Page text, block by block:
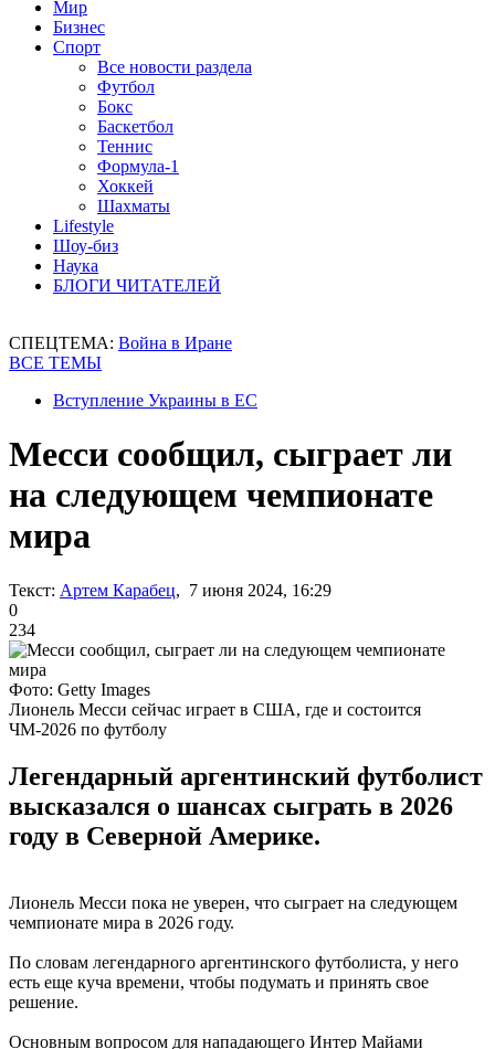
Мир
Бизнес
Спорт
Все новости раздела
Футбол
Бокс
Баскетбол
Теннис
Формула-1
Хоккей
Шахматы
Lifestyle
Шоу-биз
Наука
БЛОГИ ЧИТАТЕЛЕЙ
СПЕЦТЕМА: Война в Иране
ВСЕ ТЕМЫ
Вступление Украины в ЕС
Месси сообщил, сыграет ли
на следующем чемпионате
мира
Текст: Артем Карабец, 7 июня 2024, 16:29
0
234
Фото: Getty Images
Лионель Месси сейчас играет в США, где и состоится
ЧМ-2026 по футболу
Легендарный аргентинский футболист
высказался о шансах сыграть в 2026
году в Северной Америке.
Лионель Месси пока не уверен, что сыграет на следующем
чемпионате мира в 2026 году.
По словам легендарного аргентинского футболиста, у него
есть еще куча времени, чтобы подумать и принять свое
решение.
Основным вопросом для нападающего Интер Майами